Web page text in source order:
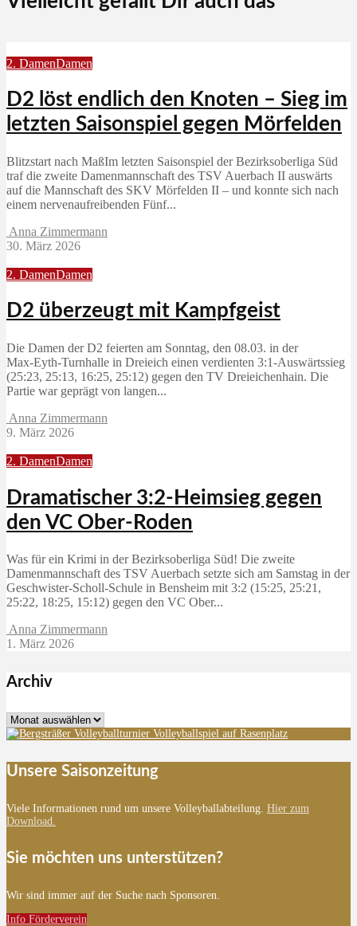
2. DamenDamen
D2 löst endlich den Knoten – Sieg im
letzten Saisonspiel gegen Mörfelden
Blitzstart nach MaßIm letzten Saisonspiel der Bezirksoberliga Süd
traf die zweite Damenmannschaft des TSV Auerbach II auswärts
auf die Mannschaft des SKV Mörfelden II – und konnte sich nach
einem nervenaufreibenden Fünf...
Anna Zimmermann
30. März 2026
2. DamenDamen
D2 überzeugt mit Kampfgeist
Die Damen der D2 feierten am Sonntag, den 08.03. in der
Max‑Eyth‑Turnhalle in Dreieich einen verdienten 3:1‑Auswärtssieg
(25:23, 25:13, 16:25, 25:12) gegen den TV Dreieichenhain. Die
Partie war geprägt von langen...
Anna Zimmermann
9. März 2026
2. DamenDamen
Dramatischer 3:2-Heimsieg gegen
den VC Ober-Roden
Was für ein Krimi in der Bezirksoberliga Süd! Die zweite
Damenmannschaft des TSV Auerbach setzte sich am Samstag in der
Geschwister-Scholl-Schule in Bensheim mit 3:2 (15:25, 25:21,
25:22, 18:25, 15:12) gegen den VC Ober...
Anna Zimmermann
1. März 2026
Archiv
Archiv
Unsere Saisonzeitung
Viele Informationen rund um unsere Volleyballabteilung. Hier zum
Download.
Sie möchten uns unterstützen?
Wir sind immer auf der Suche nach Sponsoren.
Info Förderverein